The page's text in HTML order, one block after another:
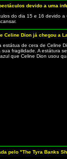
devido a uma
do dia 15 e 16 devido
Celine Dion já chegou a
de cera de Celine
fragilidade. A estátura
que Celine Dion usou
pelo "The Tyra Banks